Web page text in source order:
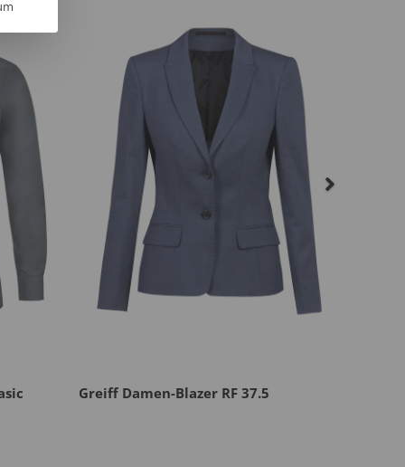
Greiff Damen-Blazer RF 37.5